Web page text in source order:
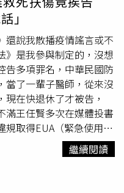
發基金退場，但國發
件移送監察院調查。針
求審計部應針對如新投資
發現不法即移送檢調。針
咎，連小股民都遭坑殺。
國發基金也是受騙者。根
資虧損的32家企業中，
年，包括如興、
貝光電等5家企業虧損都
虧損約10、11億元，已
後，經營團隊也改組，
」
還說我散播疫情謠言或不
》是我參與制定的，沒想
告多項罪名，中華民國防
當了一輩子醫師，從來沒
在快退休了才被告，
滿王任賢多次在媒體投書
規取得EUA（緊急使用授
到台北地檢署提告，還要
。由於王任賢在SARS
繼續閱讀